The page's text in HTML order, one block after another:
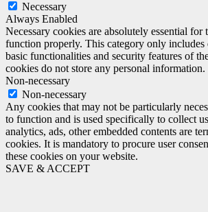
Necessary
Always Enabled
Necessary cookies are absolutely essential for
function properly. This category only includes
basic functionalities and security features of
cookies do not store any personal information.
Non-necessary
Non-necessary
Any cookies that may not be particularly
to function and is used specifically to collect
analytics, ads, other embedded contents are
cookies. It is mandatory to procure user
these cookies on your website.
SAVE & ACCEPT